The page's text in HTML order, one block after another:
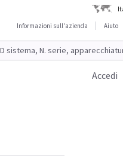
Informazioni sull'azienda
Aiuto
Accedi